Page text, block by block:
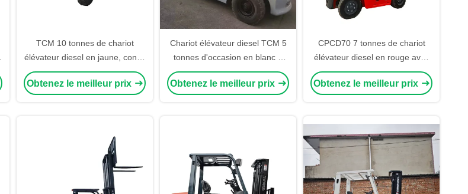
TCM 10 tonnes de chariot
élévateur diesel en jaune, conçu
pour une portée de 4 mètres
dans les entrepôts en plein air
Obtenez le meilleur prix
Chariot élévateur diesel TCM 5
tonnes d'occasion en blanc –
Une machine compacte et
efficace pour le transport de
Obtenez le meilleur prix
CPCD70 7 tonnes de chariot
élévateur diesel en rouge avec
élévateur de 6 mètres pour
usines et centres logistiques
Obtenez le meilleur prix